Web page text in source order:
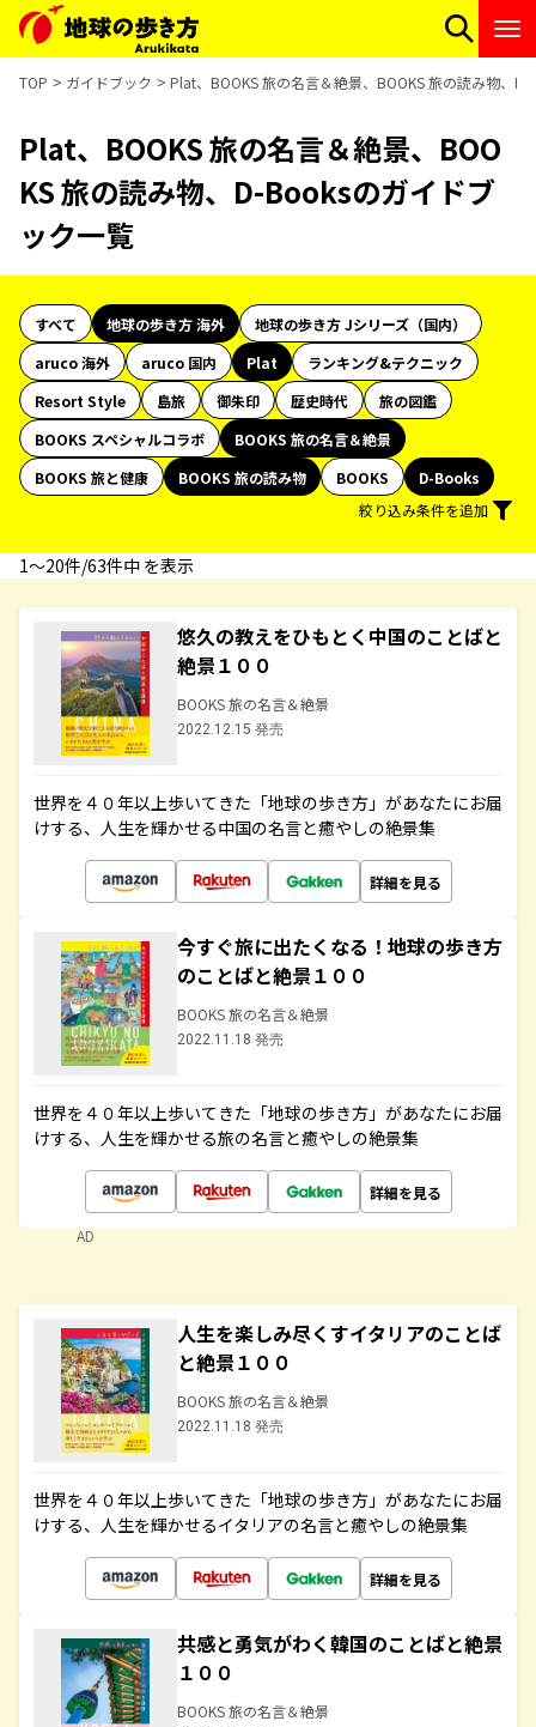
TOP ガイドブック Plat、BOOKS 旅の名言＆絶景、BOOKS 旅の読み物、
Plat、BOOKS 旅の名言＆絶景、BOO
KS 旅の読み物、D-Booksのガイドブ
ック一覧
すべて 地球の歩き方 海外
地球の歩き方 Jシリーズ（国内）
aruco 海外
aruco 国内 Plat
ランキング&テクニック
Resort Style
島旅 御朱印 歴史時代
旅の図鑑
BOOKS スペシャルコラボ
BOOKS 旅の名言＆絶景
BOOKS 旅と健康
BOOKS 旅の読み物 BOOKS
D-Books
絞り込み条件を追加
1〜20件/63件中 を表示
悠久の教えをひもとく中国のことばと
絶景１００
BOOKS 旅の名言＆絶景
2022.12.15 発売
世界を４０年以上歩いてきた「地球の歩き方」があなたにお届
けする、人生を輝かせる中国の名言と癒やしの絶景集
詳細を見る
今すぐ旅に出たくなる！地球の歩き方
のことばと絶景１００
BOOKS 旅の名言＆絶景
2022.11.18 発売
世界を４０年以上歩いてきた「地球の歩き方」があなたにお届
けする、人生を輝かせる旅の名言と癒やしの絶景集
詳細を見る
AD
人生を楽しみ尽くすイタリアのことば
と絶景１００
BOOKS 旅の名言＆絶景
2022.11.18 発売
世界を４０年以上歩いてきた「地球の歩き方」があなたにお届
けする、人生を輝かせるイタリアの名言と癒やしの絶景集
詳細を見る
共感と勇気がわく韓国のことばと絶景
１００
BOOKS 旅の名言＆絶景